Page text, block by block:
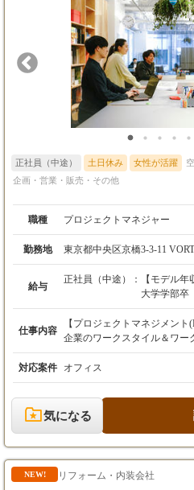
正社員（中途） 土日休み 女性が活躍
企画・営業・販売・その他
職種 プロジェクトマネジャー
勤務地 東京都中央区京橋3-3-11
給与
正社員（中途）：
【モデル
大学学部
月額：
想定年収：
【モデル年
月額：
想定年収：
固定残業手
仕事内容
【プロジェクトマネジメン
企業のワークスタイル＆ワー
築プロジェクトにあたり、プ
ら設計・施工のマネジメント
ロセスを描き、そのプロセス
の実現をリードする仕事です。 【プロジェクトのプロセス
ロジェクト計画（目的とゴー
制の設定） →要件整理（コ
マネジメント（コスト・工
化） https://design-inc.co.jp/
対応案件 オフィス
気になる
NEW! リフォーム・内装会社